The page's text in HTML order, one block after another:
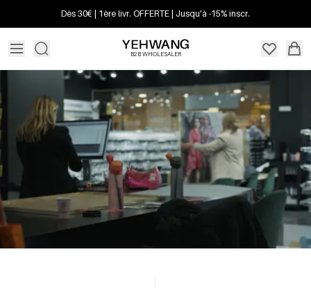
Dès 30€ | 1ère livr. OFFERTE | Jusqu'à -15% inscr.
B2B WHOLESALER